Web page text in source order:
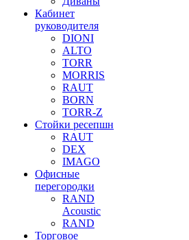
Кабинет
руководителя
DIONI
ALTO
TORR
MORRIS
RAUT
BORN
TORR-Z
Стойки ресепшн
RAUT
DEX
IMAGO
Офисные
перегородки
RAND
Acoustic
RAND
Торговое